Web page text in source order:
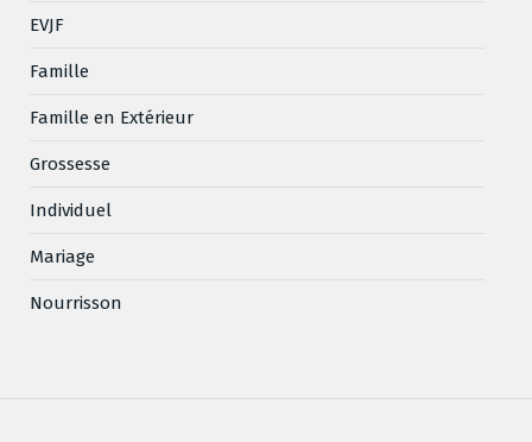
EVJF
Famille
Famille en Extérieur
Grossesse
Individuel
Mariage
Nourrisson